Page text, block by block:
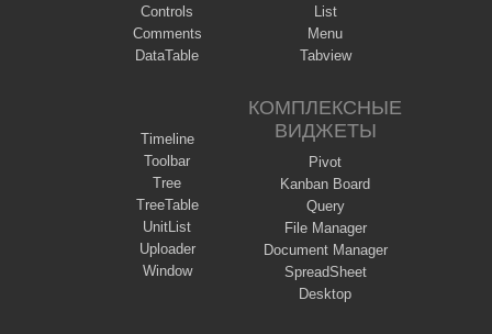
Controls
Comments
DataTable
List
Menu
Tabview
Timeline
Toolbar
Tree
TreeTable
UnitList
Uploader
Window
КОМПЛЕКСНЫЕ
ВИДЖЕТЫ
Pivot
Kanban Board
Query
File Manager
Document Manager
SpreadSheet
Desktop